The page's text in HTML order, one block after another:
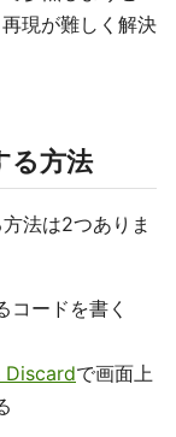
現が難しく解決
る方法
法は2つありま
コードを書く
Discardで画面上